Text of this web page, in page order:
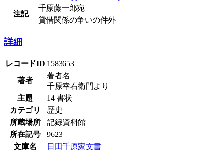
注記
千原藤一郎宛
貸借関係の争いの件外
詳細
レコードID 1583653
著者
著者名
千原幸右衛門より
主題
14 書状
カテゴリ
歴史
所蔵場所
記録資料館
所在記号
9623
文庫名
日田千原家文書